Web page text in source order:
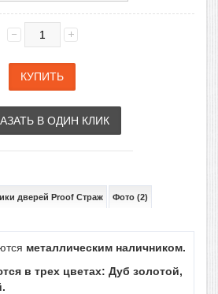
В ОДИН КЛИК
дверей Proof Страж Фото (2)
металлическим наличником.
в трех цветах: Дуб золотой,